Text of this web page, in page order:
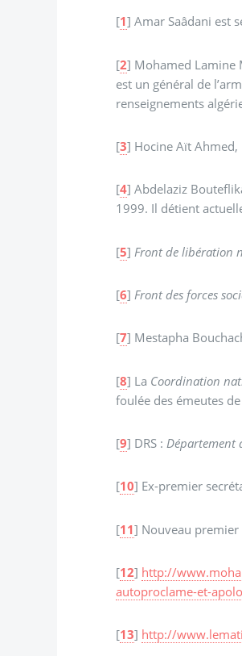
[1]Amar Saâdani est
[2] Mohamed Lamine
est un général de
renseignements
[3] Hocine Aït
[4]Abdelaziz
1999. Il détient
[5] Front de libération
[6] Front des forces
[7] Mestapha
[8] La Coordination
foulée des émeutes
[9] DRS : Département
[10] Ex-premier
[11] Nouveau premier
[12] http://
autoproclame-et-
[13] http://